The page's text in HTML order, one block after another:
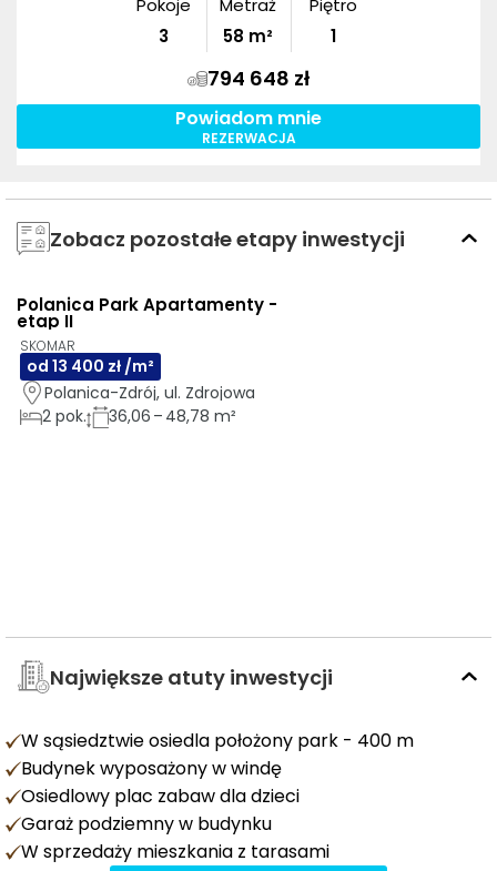
Pokoje
3
Metraż
58 m²
Piętro
1
794 648 zł
Powiadom mnie
REZERWACJA
Zobacz pozostałe etapy inwestycji
GOTOWE DO ODBIORU
Polanica Park Apartamenty -
etap II
SKOMAR
od 13 400 zł /m²
Polanica-Zdrój, ul. Zdrojowa
2 pok. 36,06 – 48,78 m²
Największe atuty inwestycji
W sąsiedztwie osiedla położony park - 400 m
Budynek wyposażony w windę
Osiedlowy plac zabaw dla dzieci
Garaż podziemny w budynku
W sprzedaży mieszkania z tarasami